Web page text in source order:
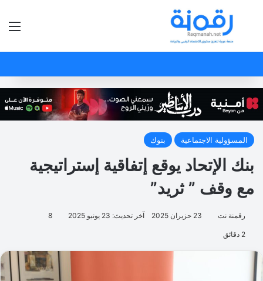
بحث عن
المسؤولية الاجتماعية بنوك
بنك الإتحاد يوقع إتفاقية إستراتيجية
مع وقف ” ثريد”
رقمنة نت 23 حزيران 2025 آخر تحديث: 23 يونيو 2025 8